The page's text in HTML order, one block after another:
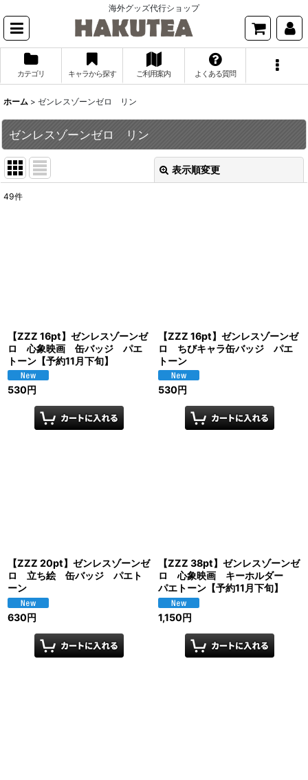
海外グッズ代行ショップ
カテゴリ キャラから探す ご利用案内 よくある質問
ホーム > ゼンレスゾーンゼロ リン
ゼンレスゾーンゼロ リン
表示順変更
49件
【ZZZ 16pt】ゼンレスゾーンゼ
ロ 心象映画 缶バッジ パエ
トーン【予約11月下旬】
530円
【ZZZ 16pt】ゼンレスゾーンゼ
ロ ちびキャラ缶バッジ パエ
トーン
530円
【ZZZ 20pt】ゼンレスゾーンゼ
ロ 立ち絵 缶バッジ パエト
ーン
630円
【ZZZ 38pt】ゼンレスゾーンゼ
ロ 心象映画 キーホルダー
パエトーン【予約11月下旬】
1,150円